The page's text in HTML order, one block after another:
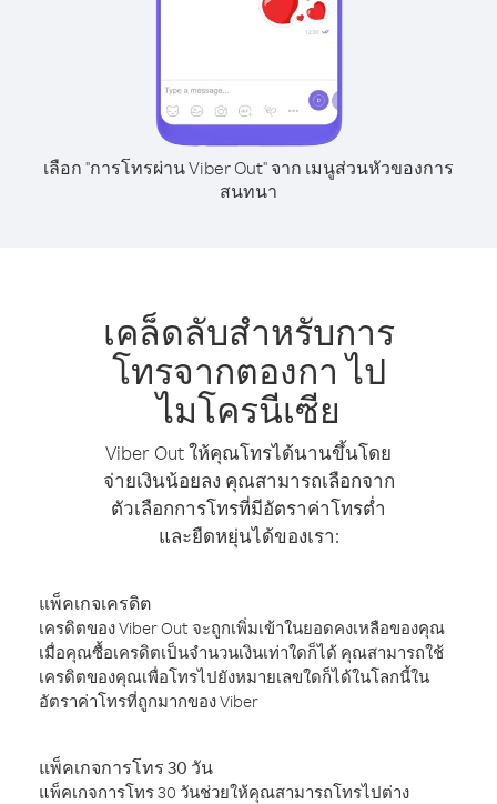
เลือก "การโทรผ่าน Viber Out" จาก เมนูส่วนหัวของการ
สนทนา
เคล็ดลับสำหรับการ
โทรจากตองกา ไป
ไมโครนีเซีย
Viber Out ให้คุณโทรได้นานขึ้นโดย
จ่ายเงินน้อยลง คุณสามารถเลือกจาก
ตัวเลือกการโทรที่มีอัตราค่าโทรต่ำ
และยืดหยุ่นได้ของเรา:
แพ็คเกจเครดิต
เครดิตของ Viber Out จะถูกเพิ่มเข้าในยอดคงเหลือของคุณ
เมื่อคุณซื้อเครดิตเป็นจำนวนเงินเท่าใดก็ได้ คุณสามารถใช้
เครดิตของคุณเพื่อโทรไปยังหมายเลขใดก็ได้ในโลกนี้ใน
อัตราค่าโทรที่ถูกมากของ Viber
แพ็คเกจการโทร 30 วัน
แพ็คเกจการโทร 30 วันช่วยให้คุณสามารถโทรไปต่าง